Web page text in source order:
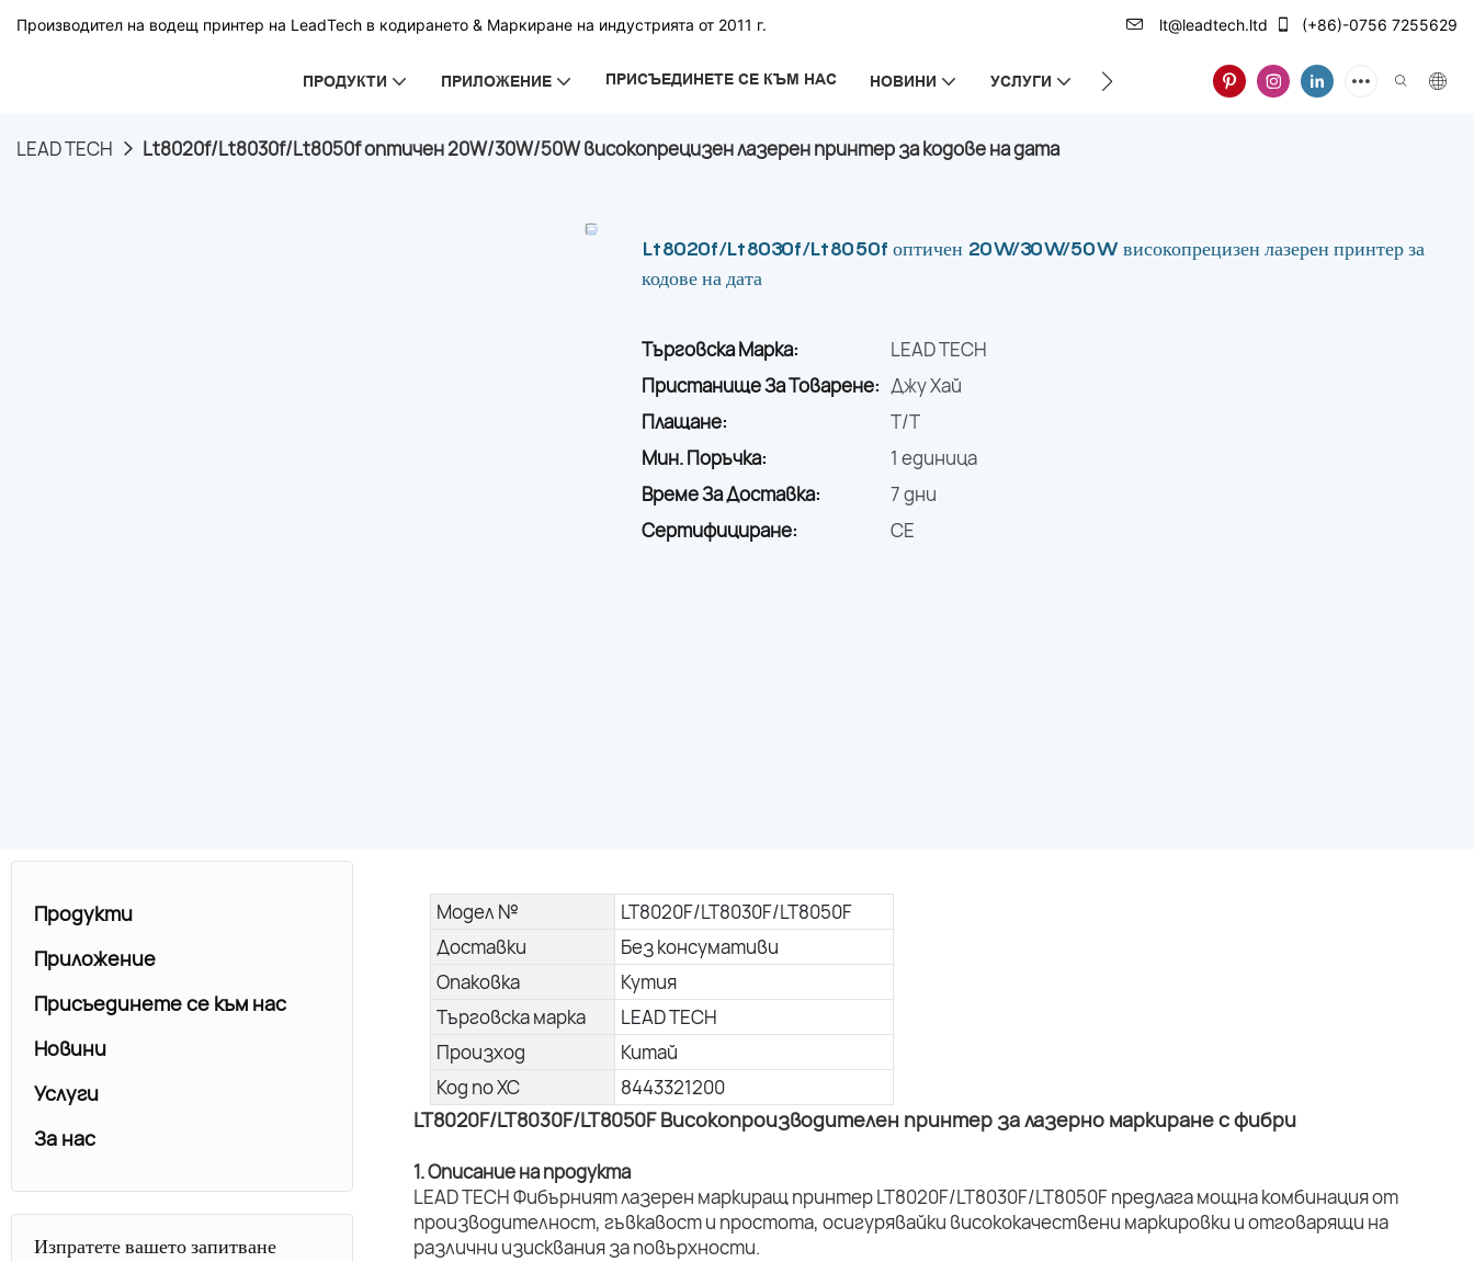
Производител на водещ принтер на LeadTech в кодирането & Маркиране на индустрията от 2011 г. lt@leadtech.ltd (+86)-0756 7255629
ПРОДУКТИ ПРИЛОЖЕНИЕ ПРИСЪЕДИНЕТЕ СЕ КЪМ НАС НОВИНИ УСЛУГИ ЗА НАС
LEAD TECH Lt8020f/Lt8030f/Lt8050f оптичен 20W/30W/50W високопрецизен лазерен принтер за кодове на дата
Lt8020f/Lt8030f/Lt8050f оптичен 20W/30W/50W високопрецизен лазерен принтер за
кодове на дата
Търговска Марка:
LEAD TECH
Пристанище За Товарене: Джу Хай
Плащане:
T/T
Мин. Поръчка:
1 единица
Време За Доставка:
7 дни
Сертифициране:
CE
Модел №
LT8020F/LT8030F/LT8050F
Доставки
Без консумативи
Опаковка
Кутия
Търговска марка
LEAD TECH
Произход
Китай
Код по ХС
8443321200
LT8020F/LT8030F/LT8050F Високопроизводителен принтер за лазерно маркиране с фибри
1. Описание на продукта
LEAD TECH Фибърният лазерен маркиращ принтер LT8020F/LT8030F/LT8050F предлага мощна комбинация от
производителност, гъвкавост и простота, осигурявайки висококачествени маркировки и отговарящи на
различни изисквания за повърхности.
Продукти
Приложение
Присъединете се към нас
Новини
Услуги
За нас
Изпратете вашето запитване